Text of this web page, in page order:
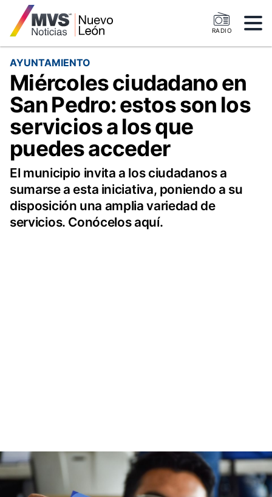
RADIO
AYUNTAMIENTO
Miércoles ciudadano en
San Pedro: estos son los
servicios a los que
puedes acceder
El municipio invita a los ciudadanos a
sumarse a esta iniciativa, poniendo a su
disposición una amplia variedad de
servicios. Conócelos aquí.